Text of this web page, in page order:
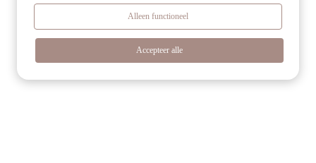
Alleen functioneel
Accepteer alle